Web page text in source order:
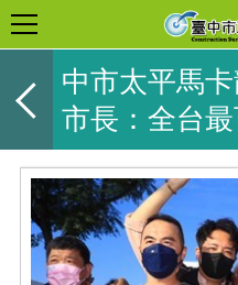
中市太平馬
市長：全台